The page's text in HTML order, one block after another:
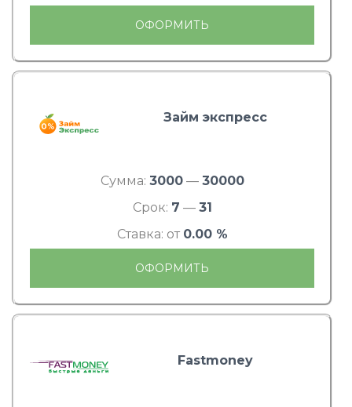
ОФОРМИТЬ
Займ экспресс
Сумма: 3000— 30000
Срок: 7 — 31
Ставка: от 0.00 %
ОФОРМИТЬ
Fastmoney